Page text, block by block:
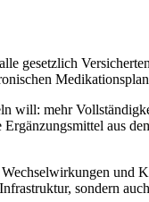
gesetzlich
will: mehr
aus
sondern